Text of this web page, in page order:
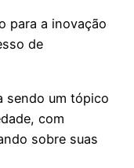
para a inovação
de
sendo um tópico
com
sobre suas